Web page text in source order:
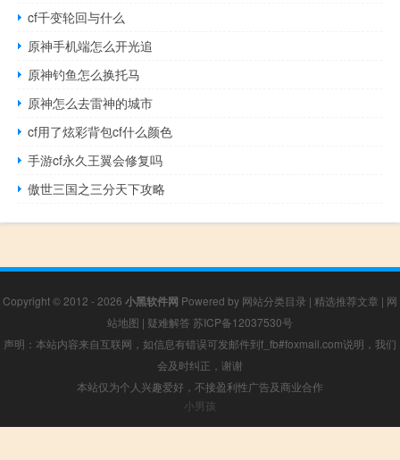
cf千变轮回与什么
原神手机端怎么开光追
原神钓鱼怎么换托马
原神怎么去雷神的城市
cf用了炫彩背包cf什么颜色
手游cf永久王翼会修复吗
傲世三国之三分天下攻略
Copyright © 2012 - 2026 小黑软件网 Powered by 网站分类目录 | 精选推荐文章 | 网
站地图 | 疑难解答 苏ICP备12037530号
声明：本站内容来自互联网，如信息有错误可发邮件到f_fb#foxmail.com说明，我们
会及时纠正，谢谢
本站仅为个人兴趣爱好，不接盈利性广告及商业合作
小男孩